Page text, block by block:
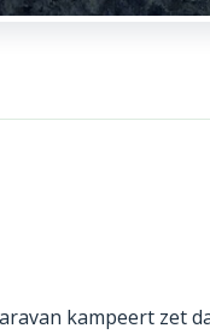
kampeert zet